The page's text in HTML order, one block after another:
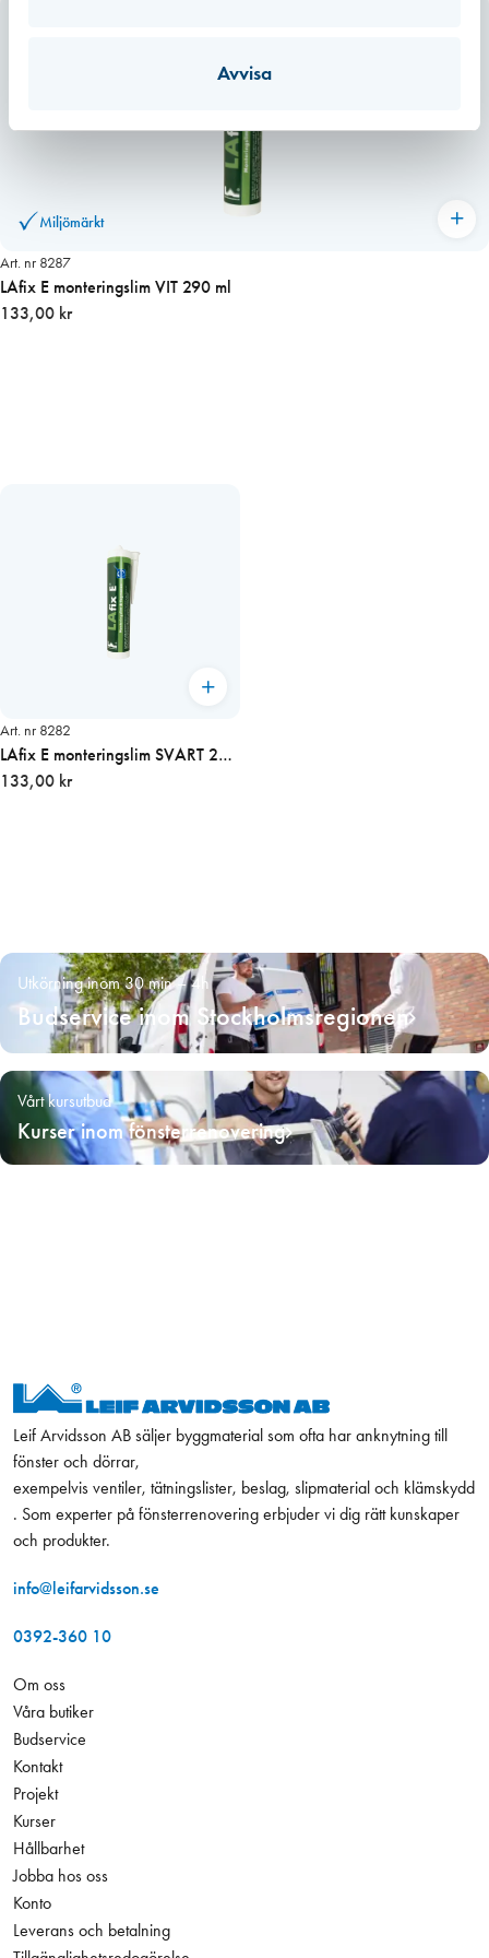
Avvisa
Miljömärkt
Art. nr 8287
LAfix E monteringslim VIT 290 ml
133,00 kr
Art. nr 8282
LAfix E monteringslim SVART 290
ml 12/kart
133,00 kr
Utkörning inom 30 min – 4h
Budservice inom Stockholmsregionen
Vårt kursutbud
Kurser inom fönsterrenovering
Leif Arvidsson AB säljer byggmaterial som ofta har anknytning till
fönster och dörrar,
exempelvis ventiler, tätningslister, beslag, slipmaterial och klämskydd
. Som experter på fönsterrenovering erbjuder vi dig rätt kunskaper
och produkter.
info@leifarvidsson.se
0392-360 10
Om oss
Våra butiker
Budservice
Kontakt
Projekt
Kurser
Hållbarhet
Jobba hos oss
Konto
Leverans och betalning